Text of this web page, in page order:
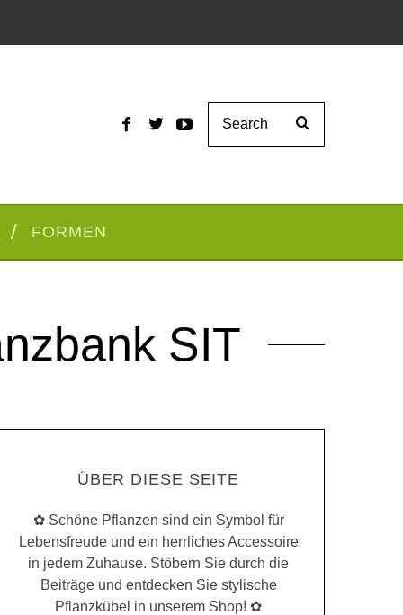
FORMEN
SIT
ÜBER DIESE SEITE
✿ Schöne Pflanzen sind ein Symbol für
Lebensfreude und ein herrliches Accessoire
in jedem Zuhause. Stöbern Sie durch die
Beiträge und entdecken Sie stylische
Pflanzkübel in unserem Shop! ✿